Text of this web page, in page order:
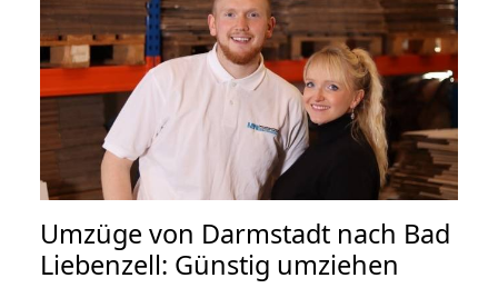
Umzüge von Darmstadt nach Bad
Liebenzell: Günstig umziehen